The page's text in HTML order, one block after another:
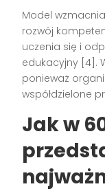
Model
rozwój
uczenia się i
edukacyjny [4].
ponieważ
współdzielone
Jak w